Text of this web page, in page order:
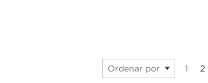
Ordenar por Página
1 2